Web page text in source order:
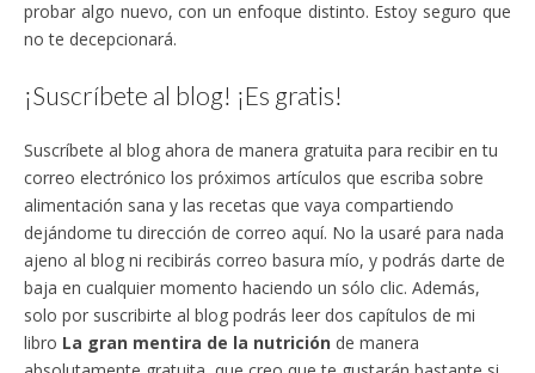
probar algo nuevo, con un enfoque distinto. Estoy seguro que
no te decepcionará.
¡Suscríbete al blog! ¡Es gratis!
Suscríbete al blog ahora de manera gratuita para recibir en tu
correo electrónico los próximos artículos que escriba sobre
alimentación sana y las recetas que vaya compartiendo
dejándome tu dirección de correo aquí. No la usaré para nada
ajeno al blog ni recibirás correo basura mío, y podrás darte de
baja en cualquier momento haciendo un sólo clic. Además,
solo por suscribirte al blog podrás leer dos capítulos de mi
libro La gran mentira de la nutrición de manera